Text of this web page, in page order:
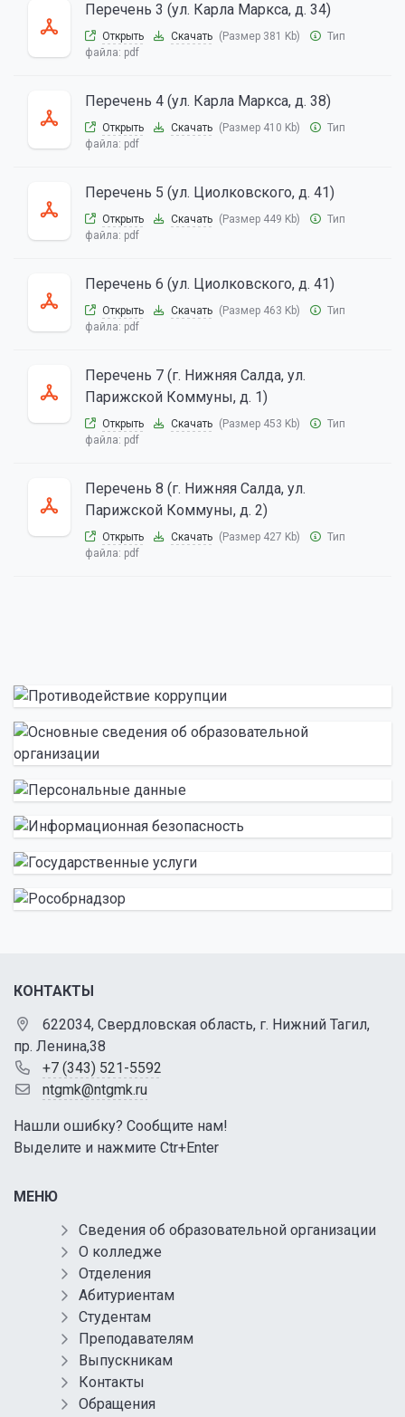
Перечень 3 (ул. Карла Маркса, д. 34)
Открыть Скачать (Размер 381 Kb)
Тип
файла: pdf
Перечень 4 (ул. Карла Маркса, д. 38)
Открыть Скачать (Размер 410 Kb)
Тип
файла: pdf
Перечень 5 (ул. Циолковского, д. 41)
Открыть Скачать (Размер 449 Kb)
Тип
файла: pdf
Перечень 6 (ул. Циолковского, д. 41)
Открыть Скачать (Размер 463 Kb)
Тип
файла: pdf
Перечень 7 (г. Нижняя Салда, ул.
Парижской Коммуны, д. 1)
Открыть Скачать (Размер 453 Kb)
Тип
файла: pdf
Перечень 8 (г. Нижняя Салда, ул.
Парижской Коммуны, д. 2)
Открыть Скачать (Размер 427 Kb)
Тип
файла: pdf
КОНТАКТЫ
622034, Свердловская область, г. Нижний Тагил,
пр. Ленина,38
+7 (343) 521-5592
ntgmk@ntgmk.ru
Нашли ошибку? Сообщите нам!
Выделите и нажмите Ctr+Enter
МЕНЮ
Сведения об образовательной организации
О колледже
Отделения
Абитуриентам
Студентам
Преподавателям
Выпускникам
Контакты
Обращения